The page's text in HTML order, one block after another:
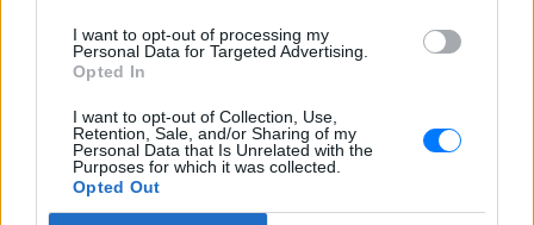
I want to opt-out of processing my
Personal Data for Targeted Advertising.
Opted In
I want to opt-out of Collection, Use,
Retention, Sale, and/or Sharing of my
Personal Data that Is Unrelated with the
Purposes for which it was collected.
Opted Out
ΣΤΗΝ ΙΔΙΑ ΚΑΤΗΓΟΡΙΑ
«Θέλω τον μπαμπά μου»: Το
βίντεο της μεθυσμένης οδηγού
που σκότωσε νύφη ώρες μετά
τον γάμο της